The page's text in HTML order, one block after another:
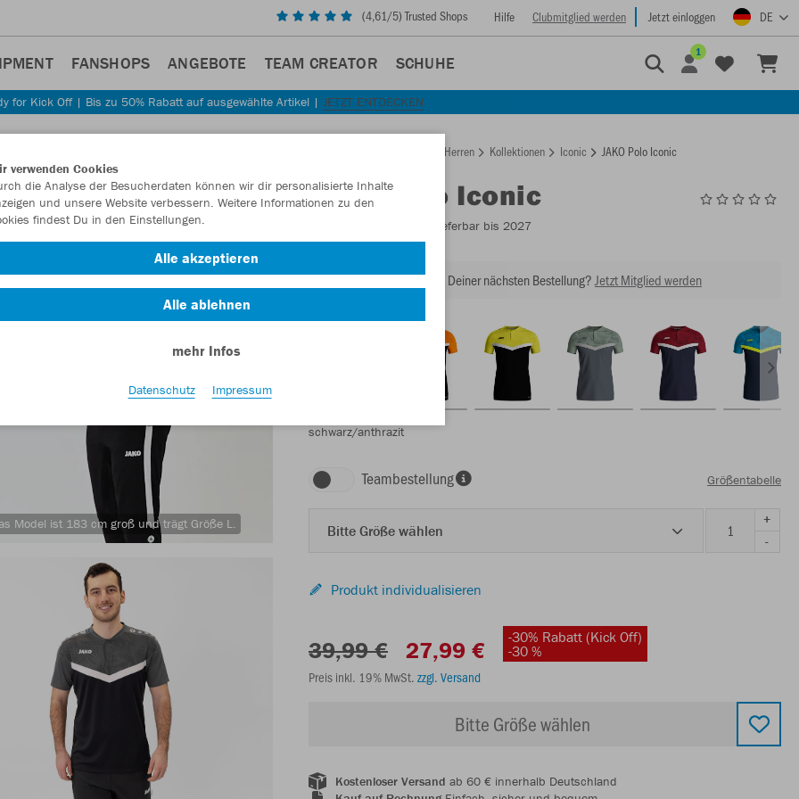
(4,61/5) Trusted Shops Hilfe Clubmitglied werden Jetzt einloggen DE
FANSHOPS ANGEBOTE TEAM CREATOR SCHUHE
1
for Kick Off | Bis zu 50% Rabatt auf ausgewählte Artikel | JETZT ENTDECKEN
Model ist 183 cm groß und trägt Größe L.
Herren Kollektionen Iconic JAKO Polo Iconic
JAKOPolo Iconic
- Lieferbar bis 2027
Lust auf 30% Rabatt bei Deiner nächsten Bestellung? Jetzt Mitglied werden
schwarz/anthrazit
Teambestellung Größentabelle
Bitte Größe wählen
+
-
Produkt individualisieren
39,99 € 27,99 €
-30% Rabatt (Kick Off)
-30 %
Preis inkl. 19% MwSt. zzgl. Versand
Bitte Größe wählen
Kostenloser Versand ab 60 € innerhalb Deutschland
verwenden Cookies
die Analyse der Besucherdaten können wir dir personalisierte Inhalte
und unsere Website verbessern. Weitere Informationen zu den
findest Du in den Einstellungen.
Alle akzeptieren
Alle ablehnen
mehr Infos
Datenschutz Impressum